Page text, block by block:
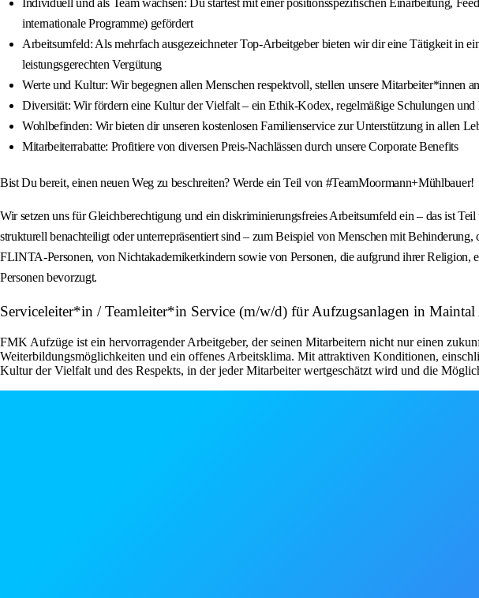
Individuell und als Team wachsen: Du startest mit einer positionsspezifischen Einarbeitung,
internationale Programme) gefördert
Arbeitsumfeld: Als mehrfach ausgezeichneter Top-Arbeitgeber bieten wir dir eine Tätigkeit in
leistungsgerechten Vergütung
Werte und Kultur: Wir begegnen allen Menschen respektvoll, stellen unsere Mitarbeiter*innen
Diversität: Wir fördern eine Kultur der Vielfalt – ein Ethik-Kodex, regelmäßige Schulungen
Wohlbefinden: Wir bieten dir unseren kostenlosen Familienservice zur Unterstützung in allen
Mitarbeiterrabatte: Profitiere von diversen Preis-Nachlässen durch unsere Corporate Benefits
Bist Du bereit, einen neuen Weg zu beschreiten? Werde ein Teil von #TeamMoormann+Mühlbauer!
Wir setzen uns für Gleichberechtigung und ein diskriminierungsfreies Arbeitsumfeld ein – das ist
strukturell benachteiligt oder unterrepräsentiert sind – zum Beispiel von Menschen mit
FLINTA-Personen, von Nichtakademikerkindern sowie von Personen, die aufgrund ihrer
Personen bevorzugt.
Serviceleiter*in / Teamleiter*in Service (m/w/d) für Aufzugsanlagen in
FMK Aufzüge ist ein hervorragender Arbeitgeber, der seinen Mitarbeitern nicht nur einen
Weiterbildungsmöglichkeiten und ein offenes Arbeitsklima. Mit attraktiven Konditionen,
Kultur der Vielfalt und des Respekts, in der jeder Mitarbeiter wertgeschätzt wird und die